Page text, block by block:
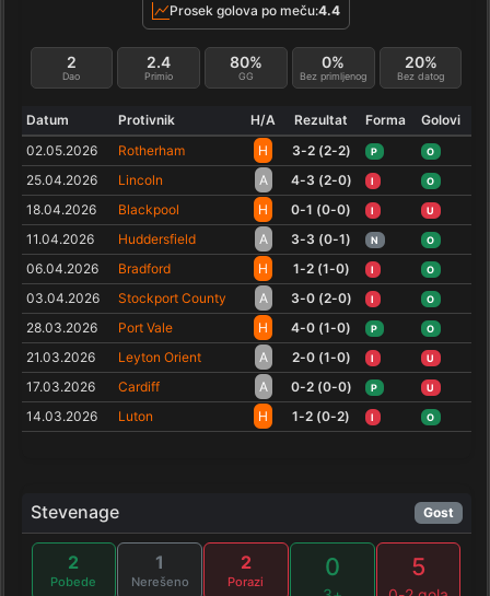
Prosek golova po meču:4.4
Dao
2
Primio
2.4
GG
80%
Bez primljenog
0%
Bez datog
20%
Datum Protivnik H/A Rezultat Forma
Golovi
02.05.2026
Rotherham H 3-2 (2-2) P O
25.04.2026 Lincoln A 4-3 (2-0) I O
18.04.2026 Blackpool H 0-1 (0-0) I U
11.04.2026 Huddersfield A 3-3 (0-1) N O
06.04.2026 Bradford H 1-2 (1-0) I O
03.04.2026 Stockport County A 3-0 (2-0) I O
28.03.2026 Port Vale H 4-0 (1-0) P O
21.03.2026 Leyton Orient A 2-0 (1-0) I U
17.03.2026 Cardiff A 0-2 (0-0) P U
14.03.2026 Luton H 1-2 (0-2) I O
Stevenage Gost
2
Pobede
1
Nerešeno
2
Porazi
0 5